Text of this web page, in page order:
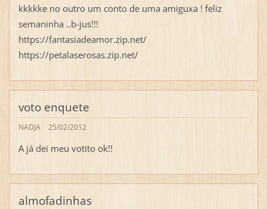
kkkkke no outro um conto de uma amiguxa ! feliz
semaninha ..b-jus!!!
https://fantasiadeamor.zip.net/
https://petalaserosas.zip.net/
voto enquete
NADJA 25/02/2012
A já dei meu votito ok!!
almofadinhas